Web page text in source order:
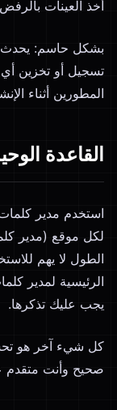
أخذ العينات بالرفض
بشكل حاسم: يحدث
تسجيل أو تخزين
المطورين أثناء
القاعدة
استخدم مدير
لكل موقع (مدير
الطول لا يهم
الرئيسية لمدير
يجب عليك تذكرها.
كل شيء آخر هو
صحيح وأنت متقدم على 95% من